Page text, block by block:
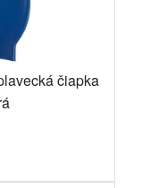
čiapka